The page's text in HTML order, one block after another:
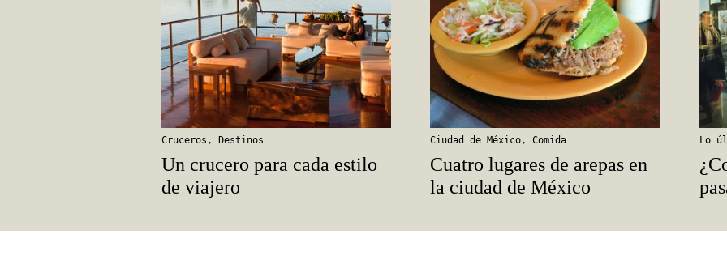
Cruceros , Destinos
Un crucero para cada estilo
de viajero
Ciudad de México,Comida
Cuatro lugares de arepas en
la ciudad de México
Lo